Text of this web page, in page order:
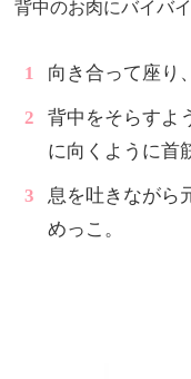
背中のお肉にバイバ
向き合って座り
背中をそらすよ
に向くように首
息を吐きながら
めっこ。